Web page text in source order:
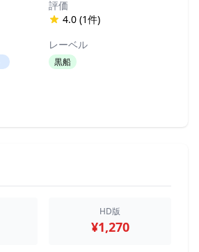
評価
4.0 (1件)
レーベル
黒船
HD版
¥1,270